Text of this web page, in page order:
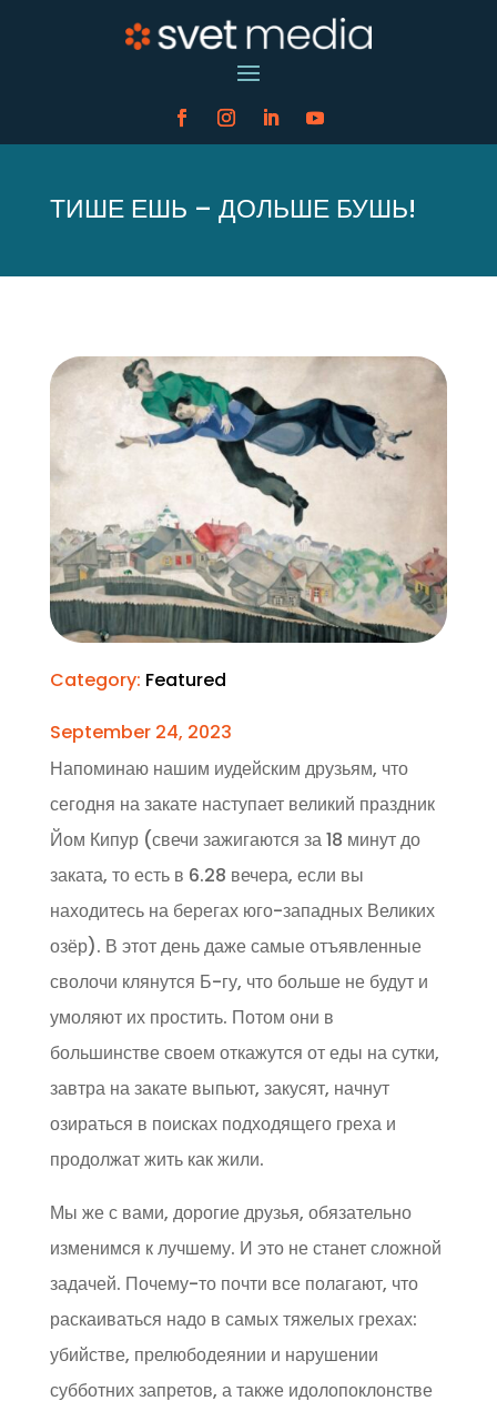
ТИШЕ ЕШЬ – ДОЛЬШЕ БУШЬ!
Category: Featured
September 24, 2023
Напоминаю нашим иудейским друзьям, что
сегодня на закате наступает великий праздник
Йом Кипур (свечи зажигаются за 18 минут до
заката, то есть в 6.28 вечера, если вы
находитесь на берегах юго-западных Великих
озёр). В этот день даже самые отъявленные
сволочи клянутся Б-гу, что больше не будут и
умоляют их простить. Потом они в
большинстве своем откажутся от еды на сутки,
завтра на закате выпьют, закусят, начнут
озираться в поисках подходящего греха и
продолжат жить как жили.
Мы же с вами, дорогие друзья, обязательно
изменимся к лучшему. И это не станет сложной
задачей. Почему-то почти все полагают, что
раскаиваться надо в самых тяжелых грехах:
убийстве, прелюбодеянии и нарушении
субботних запретов, а также идолопоклонстве